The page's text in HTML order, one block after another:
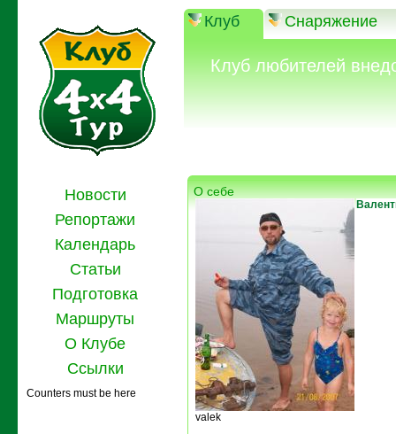
Клуб Снаряжение
Клуб любителей
Новости
Репортажи
Календарь
Статьи
Подготовка
Маршруты
О Клубе
Ссылки
Counters must be here
О себе
valek